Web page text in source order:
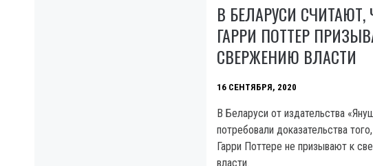
В БЕЛАРУСИ СЧИТАЮТ,
ГАРРИ ПОТТЕР
СВЕРЖЕНИЮ ВЛАСТИ
16 СЕНТЯБРЯ, 2020
В Беларуси от издательства
потребовали доказательства
Гарри Поттере не призывают к
власти.